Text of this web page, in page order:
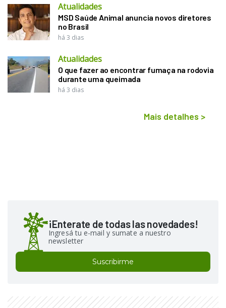
Atualidades
MSD Saúde Animal anuncia novos diretores
no Brasil
há 3 dias
Atualidades
O que fazer ao encontrar fumaça na rodovia
durante uma queimada
há 3 dias
Mais detalhes >
¡Enterate de todas las novedades!
Ingresá tu e-mail y sumate a nuestro
newsletter
Suscribirme